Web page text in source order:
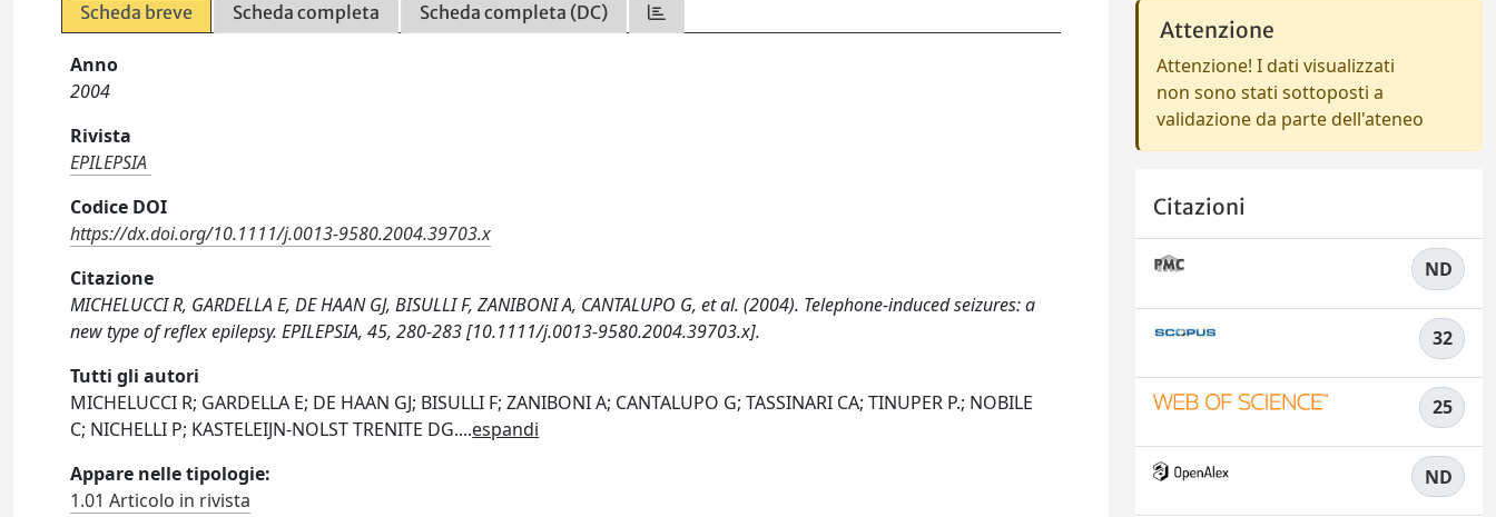
Scheda breve Scheda completa Scheda completa (DC)
Anno
2004
Rivista
EPILEPSIA
Codice DOI
https://dx.doi.org/10.1111/j.0013-9580.2004.39703.x
Citazione
MICHELUCCI R, GARDELLA E, DE HAAN GJ, BISULLI F, ZANIBONI A, CANTALUPO G, et al. (2004). Telephone-induced seizures: a
new type of reflex epilepsy. EPILEPSIA, 45, 280-283 [10.1111/j.0013-9580.2004.39703.x].
Tutti gli autori
MICHELUCCI R; GARDELLA E; DE HAAN GJ; BISULLI F; ZANIBONI A; CANTALUPO G; TASSINARI CA; TINUPER P.; NOBILE
C; NICHELLI P; KASTELEIJN-NOLST TRENITE DG....espandi
Appare nelle tipologie:
1.01 Articolo in rivista
Attenzione
Attenzione! I dati visualizzati
non sono stati sottoposti a
validazione da parte dell'ateneo
Citazioni
ND
32
25
ND